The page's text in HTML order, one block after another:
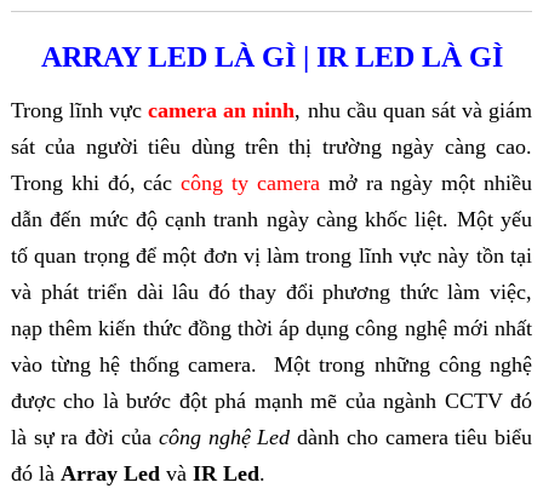
ARRAY LED LÀ GÌ | IR LED LÀ GÌ
Trong lĩnh vựccamera an ninh, nhu cầu quan sát và giám
sát của người tiêu dùng trên thị trường ngày càng cao.
Trong khi đó, cáccông ty cameramở ra ngày một nhiều
dẫn đến mức độ cạnh tranh ngày càng khốc liệt. Một yếu
tố quan trọng để một đơn vị làm trong lĩnh vực này tồn tại
và phát triển dài lâu đó thay đổi phương thức làm việc,
nạp thêm kiến thức đồng thời áp dụng công nghệ mới nhất
vào từng hệ thống camera. Một trong những công nghệ
được cho là bước đột phá mạnh mẽ của ngành CCTV đó
là sự ra đời của công nghệ Led dành cho camera tiêu biểu
đó là Array Ledvà IR Led.